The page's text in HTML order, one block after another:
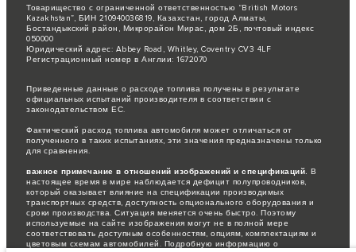
Товарищество с ограниченной ответственностью “British Motors
Kazakhstan”, БИН 210940036819, Казахстан, город Алматы,
Бостандыкский район, Микрорайон Мирас, дом 2Б, почтовый индекс
050000
Юридический адрес: Abbey Road, Whitley, Coventry CV3 4LF
Регистрационный номер в Англии: 1672070
Приведенные данные о расходе топлива получены в результате
официальных испытаний производителя в соответствии с
законодательством ЕС.
Фактический расход топлива автомобиля может отличаться от
полученного в таких испытаниях, эти значения предназначены только
для сравнения.
важное примечание в отношений изображений и спецификаций. В
настоящее время в мире наблюдается дефицит полупроводников,
который оказывает влияние на спецификации производимых
транспортных средств, доступность опционального оборудования и
сроки производства. Ситуация меняется очень быстро. Поэтому
используемые на сайте изображения могут не в полной мере
соответствовать доступным особенностям, опциям, комплектациям и
цветовым схемам автомобилей. Подробную информацию о